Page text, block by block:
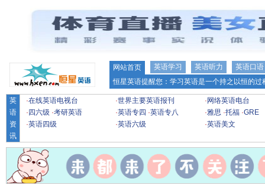
网站首页 英语学习 英语听力
英语口语
恒星英语提醒您：学习英语是一个持之以恒的
英
语
资
讯
·在线英语电视台 ·世界主要英语报刊 · 网络英语电台
· 四六级 ·考研英语 ·英语专四 ·英语专八 ·雅思 ·托福 ·GRE
·英语四级 ·英语六级 ·英语美文